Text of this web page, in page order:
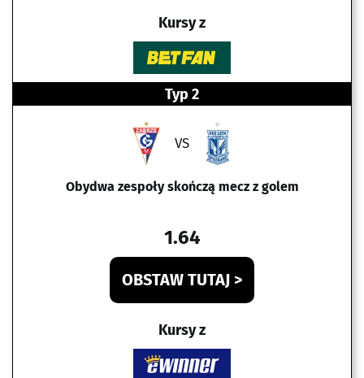
Kursy z
Typ 2
VS
Obydwa zespoły skończą mecz z golem
1.64
OBSTAW TUTAJ >
Kursy z